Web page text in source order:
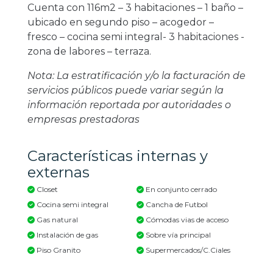
Cuenta con 116m2 – 3 habitaciones – 1 baño –
ubicado en segundo piso – acogedor –
fresco – cocina semi integral- 3 habitaciones -
zona de labores – terraza.
Nota: La estratificación y/o la facturación de
servicios públicos puede variar según la
información reportada por autoridades o
empresas prestadoras
Características internas y
externas
Closet
Cocina semi integral
Gas natural
Instalación de gas
Piso Granito
En conjunto cerrado
Cancha de Futbol
Cómodas vias de acceso
Sobre vía principal
Supermercados/C.Ciales